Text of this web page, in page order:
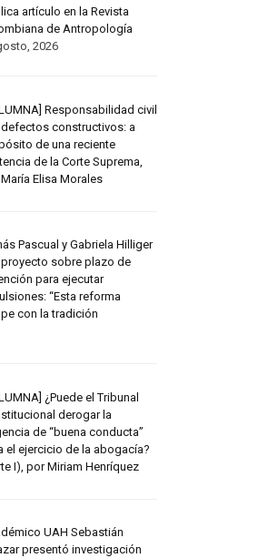
artículo en la Revista
de Antropología
2026
Responsabilidad civil
constructivos: a
de una reciente
de la Corte Suprema,
Elisa Morales
Pascual y Gabriela Hilliger
sobre plazo de
para ejecutar
“Esta reforma
con la tradición
¿Puede el Tribunal
derogar la
de “buena conducta”
el ejercicio de la abogacía?
I), por Miriam Henríquez
UAH Sebastián
presentó investigación